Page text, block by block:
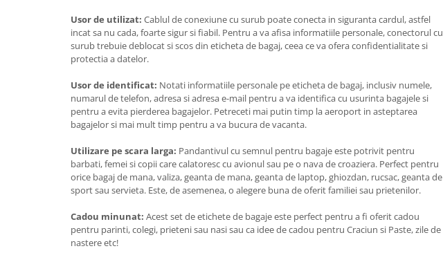
Usor de utilizat: Cablul de conexiune cu surub poate conecta in siguranta cardul, astfel
incat sa nu cada, foarte sigur si fiabil. Pentru a va afisa informatiile personale, conectorul cu
surub trebuie deblocat si scos din eticheta de bagaj, ceea ce va ofera confidentialitate si
protectia a datelor.
Usor de identificat: Notati informatiile personale pe eticheta de bagaj, inclusiv numele,
numarul de telefon, adresa si adresa e-mail pentru a va identifica cu usurinta bagajele si
pentru a evita pierderea bagajelor. Petreceti mai putin timp la aeroport in asteptarea
bagajelor si mai mult timp pentru a va bucura de vacanta.
Utilizare pe scara larga: Pandantivul cu semnul pentru bagaje este potrivit pentru
barbati, femei si copii care calatoresc cu avionul sau pe o nava de croaziera. Perfect pentru
orice bagaj de mana, valiza, geanta de mana, geanta de laptop, ghiozdan, rucsac, geanta de
sport sau servieta. Este, de asemenea, o alegere buna de oferit familiei sau prietenilor.
Cadou minunat: Acest set de etichete de bagaje este perfect pentru a fi oferit cadou
pentru parinti, colegi, prieteni sau nasi sau ca idee de cadou pentru Craciun si Paste, zile de
nastere etc!